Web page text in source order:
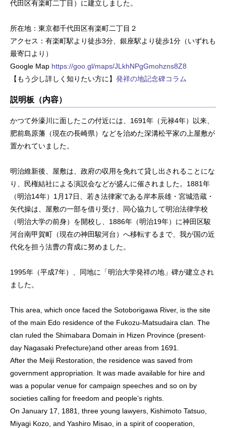
代田区有楽町二丁目）に建立しました。
所在地：東京都千代田区有楽町二丁目２
アクセス：有楽町駅より徒歩3分、銀座駅より徒歩1分（いずれも
最寄口より）
Google Map https://goo.gl/maps/JLkhNPgGmohzns8Z8
【もう少し詳しく知りたい方に】 発祥の地記念碑コラム
説明板（内容）
かつて外濠川に面したこの付近には、1691年（元禄4年）以来、
肥前島原藩（現在の長崎県）などを治めた深溝松平家の上屋敷が
置かれていました。
明治維新後、屋敷は、政府の収用を免れて貸し出されることにな
り、民権結社による演説会などが盛んに催されました。1881年
（明治14年）1月17日、若き法律家である岸本辰雄・宮城浩蔵・
矢代操は、屋敷の一部を借り受け、同心協力して明治法律学校
（明治大学の前身）を開校し、1886年（明治19年）に神田区駿
河台南甲賀町（現在の神田駿河台）へ移転するまで、我が国の近
代化を担う法曹の育成に努めました。
1995年（平成7年）、同地に「明治大学発祥の地」碑が建立され
ました。
This area, which once faced the Sotoborigawa River, is the site
of the main Edo residence of the Fukozu-Matsudaira clan. The
clan ruled the Shimabara Domain in Hizen Province (present-
day Nagasaki Prefecture)and other areas from 1691.
After the Meiji Restoration, the residence was saved from
government appropriation. It was made available for hire and
was a popular venue for campaign speeches and so on by
societies calling for freedom and people’s rights.
On January 17, 1881, three young lawyers, Kishimoto Tatsuo,
Miyagi Kozo, and Yashiro Misao, in a spirit of cooperation,